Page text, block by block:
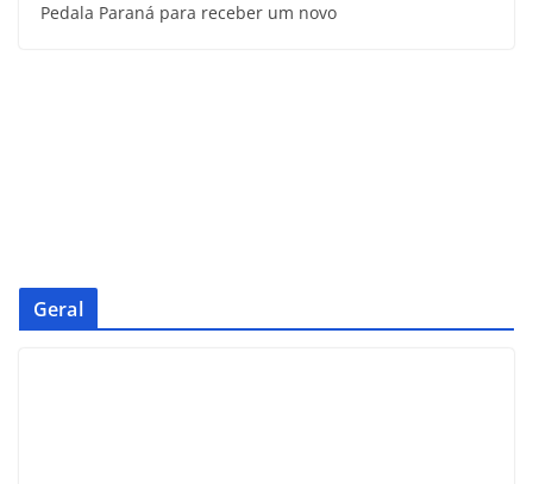
Pedala Paraná para receber um novo
Geral